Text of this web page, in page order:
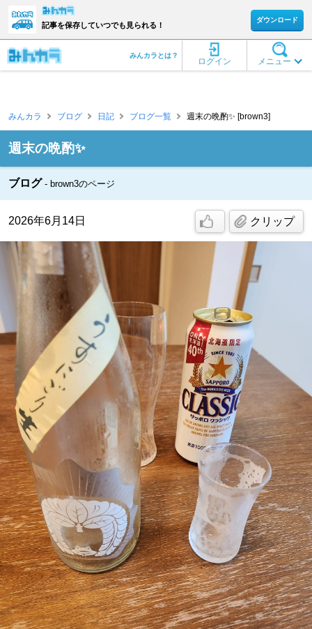
記事を保存していつでも見られる！
ダウンロード
メニュー
ログイン
みんカラとは？
みんカラ ブログ 日記 ブログ一覧 週末の晩酌✨ [brown3]
週末の晩酌✨
ブログ brown3のページ
2026年6月14日 クリップ